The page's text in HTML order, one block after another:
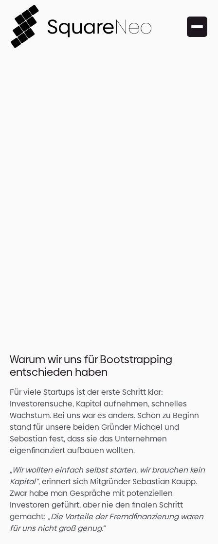
Warum wir uns für Bootstrapping
entschieden haben
Für viele Startups ist der erste Schritt klar:
Investorensuche, Kapital aufnehmen, schnelles
Wachstum. Bei uns war es anders. Schon zu Beginn
stand für unsere beiden Gründer Michael und
Sebastian fest, dass sie das Unternehmen
eigenfinanziert aufbauen wollten.
„Wir wollten einfach selbst starten, wir brauchen kein
Kapital“, erinnert sich Mitgründer Sebastian Kaupp.
Zwar habe man Gespräche mit potenziellen
Investoren geführt, aber nie den finalen Schritt
gemacht: „Die Vorteile der Fremdfinanzierung waren
für uns nicht groß genug.“